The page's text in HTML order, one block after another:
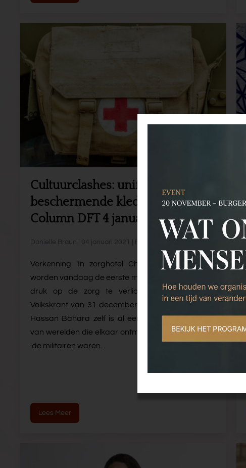
Cultuurclashes: uniform uit,
beschermende kleding aan -
Column DFT 4 januari 2021
Danielle Braun | 04 januari 2021 | Roze Olifant van de week
Verkenning 'In zorghotel Chrysant in Apeldoorn
worden vandaag de eerste militairen ingezet om de
druk op de zorg te verlichten', lees ik in de
Volkskrant van 31 december 2020. Het artikel van
Hassan Bahara zelf is al een ontroerend pareltje
van werelden die elkaar ontmoeten. Met zinnen als:
'de militairen waren...
Lees Meer